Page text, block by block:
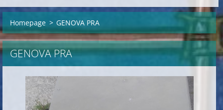
Homepage > GENOVA PRA
GENOVA PRA